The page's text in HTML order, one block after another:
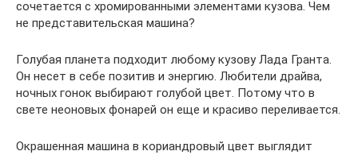
сочетается с хромированными элементами кузова. Чем
не представительская машина?
Голубая планета подходит любому кузову Лада Гранта.
Он несет в себе позитив и энергию. Любители драйва,
ночных гонок выбирают голубой цвет. Потому что в
свете неоновых фонарей он еще и красиво переливается.
Окрашенная машина в кориандровый цвет выглядит